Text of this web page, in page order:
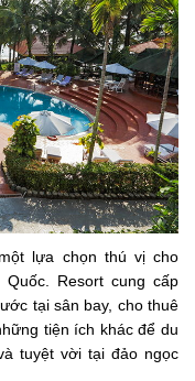
lựa chọn thú vị cho
Resort cung cấp
tại sân bay, cho thuê
tiện ích khác để du
tuyệt vời tại đảo ngọc